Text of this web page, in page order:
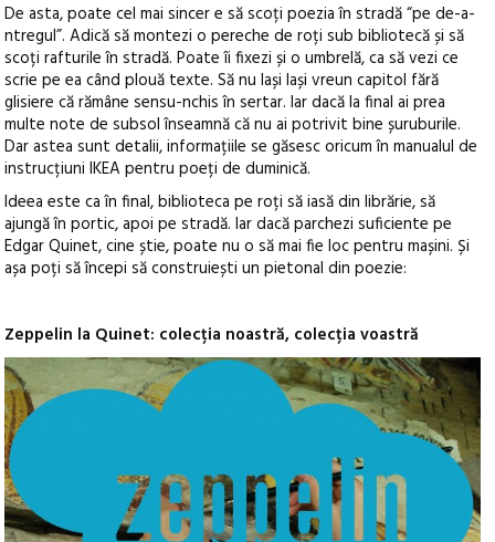
De asta, poate cel mai sincer e să scoți poezia în stradă “pe de-a-
ntregul”. Adică să montezi o pereche de roți sub bibliotecă și să
scoți rafturile în stradă. Poate îi fixezi și o umbrelă, ca să vezi ce
scrie pe ea când plouă texte. Să nu lași lași vreun capitol fără
glisiere că rămâne sensu-nchis în sertar. Iar dacă la final ai prea
multe note de subsol înseamnă că nu ai potrivit bine șuruburile.
Dar astea sunt detalii, informațiile se găsesc oricum în manualul de
instrucțiuni IKEA pentru poeți de duminică.
Ideea este ca în final, biblioteca pe roți să iasă din librărie, să
ajungă în portic, apoi pe stradă. Iar dacă parchezi suficiente pe
Edgar Quinet, cine știe, poate nu o să mai fie loc pentru mașini. Și
așa poți să începi să construiești un pietonal din poezie:
Zeppelin la Quinet: colecția noastră, colecția voastră